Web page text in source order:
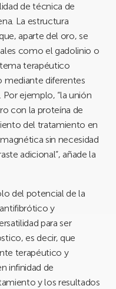
de técnica de
La estructura
aparte del oro, se
como el gadolinio o
terapéutico
mediante diferentes
ejemplo, “la unión
con la proteína de
del tratamiento en
sin necesidad
adicional”, añade la
del potencial de la
y
para ser
es decir, que
terapéutico y
infinidad de
y los resultados